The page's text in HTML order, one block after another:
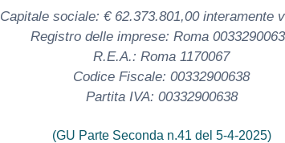
Capitale sociale: € 62.373.801,00 interamente
Registro delle imprese: Roma
R.E.A.: Roma 1170067
Codice Fiscale: 00332900638
Partita IVA: 00332900638
(GU Parte Seconda n.41 del 5-4-2025)